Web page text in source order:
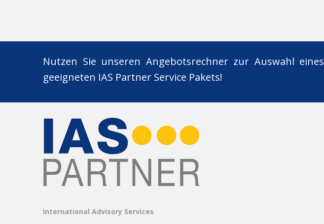
Nutzen Sie unseren Angebotsrechner zur Auswahl eines
geeigneten IAS Partner Service Pakets!
International Advisory Services